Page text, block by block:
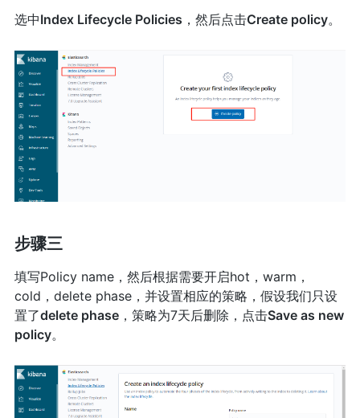
选中Index Lifecycle Policies ，然后点击Create policy。
步骤三
填写Policy name，然后根据需要开启hot，warm，
cold，delete phase，并设置相应的策略，假设我们只设
置了delete phase，策略为7天后删除，点击Save as new
policy。